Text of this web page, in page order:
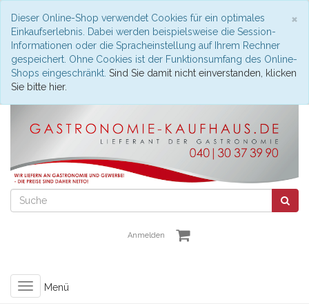
×
Dieser Online-Shop verwendet Cookies für ein optimales
Einkaufserlebnis. Dabei werden beispielsweise die Session-
Informationen oder die Spracheinstellung auf Ihrem Rechner
gespeichert. Ohne Cookies ist der Funktionsumfang des Online-
Shops eingeschränkt. Sind Sie damit nicht einverstanden, klicken
Sie bitte hier.
Anmelden
Toggle
navigation
Menü